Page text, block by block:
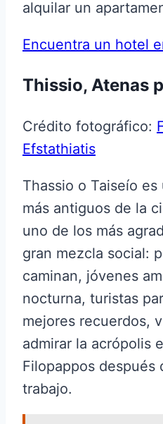
alquilar un
Encuentra un hotel
Thissio, Atenas
Crédito fotográfico:
Efstathiatis
Thassio o Taiseío
más antiguos de la
uno de los más
gran mezcla social:
caminan, jóvenes
nocturna, turistas
mejores recuerdos,
admirar la acrópolis
Filopappos después
trabajo.